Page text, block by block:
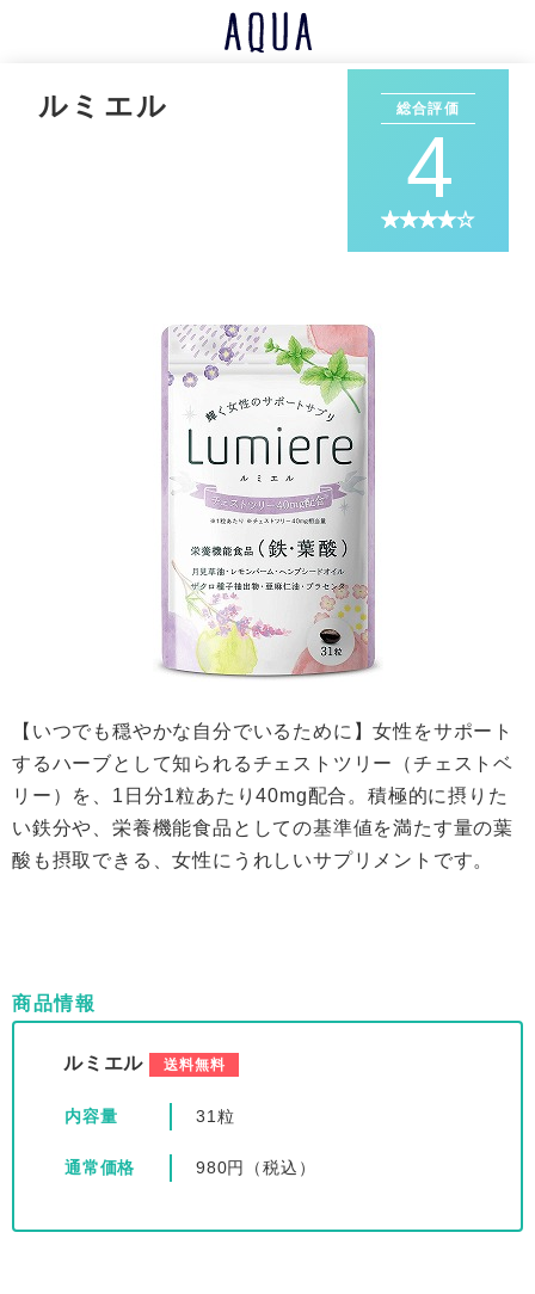
ルミエル 総合評価
4
【いつでも穏やかな自分でいるために】女性をサポート
するハーブとして知られるチェストツリー（チェストベ
リー）を、1日分1粒あたり40mg配合。積極的に摂りた
い鉄分や、栄養機能食品としての基準値を満たす量の葉
酸も摂取できる、女性にうれしいサプリメントです。
商品情報
ルミエル 送料無料
内容量 31粒
通常価格 980円（税込）